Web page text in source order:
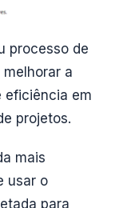
processo de
a
eficiência em
projetos.
mais
usar o
para